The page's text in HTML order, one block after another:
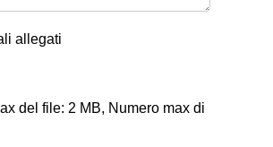
allegati
del file: 2 MB, Numero max di